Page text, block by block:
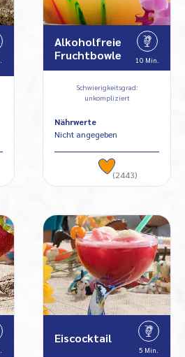
Alkoholfreie
Fruchtbowle
10 Min.
Schwierigkeitsgrad:
unkompliziert
Nährwerte
Nicht angegeben
(2443)
Eiscocktail
5 Min.